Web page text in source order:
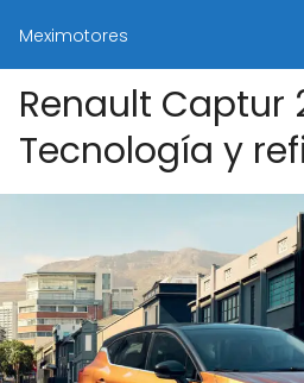
Meximotores
Renault Captur
Tecnología y